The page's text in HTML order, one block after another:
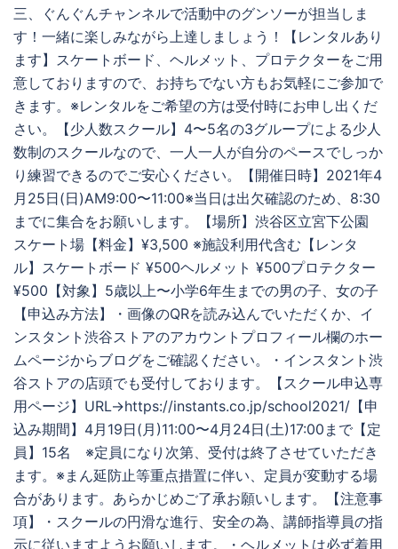
三、ぐんぐんチャンネルで活動中のグンソーが担当しま
す！一緒に楽しみながら上達しましょう！【レンタルあり
ます】スケートボード、ヘルメット、プロテクターをご用
意しておりますので、お持ちでない方もお気軽にご参加で
きます。※レンタルをご希望の方は受付時にお申し出くだ
さい。【少人数スクール】4〜5名の3グループによる少人
数制のスクールなので、一人一人が自分のペースでしっか
り練習できるのでご安心ください。【開催日時】2021年4
月25日(日)AM9:00〜11:00※当日は出欠確認のため、8:30
までに集合をお願いします。【場所】渋谷区立宮下公園
スケート場【料金】¥3,500 ※施設利用代含む【レンタ
ル】スケートボード ¥500ヘルメット ¥500プロテクター
¥500【対象】5歳以上〜小学6年生までの男の子、女の子
【申込み方法】・画像のQRを読み込んでいただくか、イ
ンスタント渋谷ストアのアカウントプロフィール欄のホー
ムページからブログをご確認ください。・インスタント渋
谷ストアの店頭でも受付しております。【スクール申込専
用ページ】URL→https://instants.co.jp/school2021/【申
込み期間】4月19日(月)11:00〜4月24日(土)17:00まで【定
員】15名 ※定員になり次第、受付は終了させていただき
ます。※まん延防止等重点措置に伴い、定員が変動する場
合があります。あらかじめご了承お願いします。【注意事
項】・スクールの円滑な進行、安全の為、講師指導員の指
示に従いますようお願いします。・ヘルメットは必ず着用